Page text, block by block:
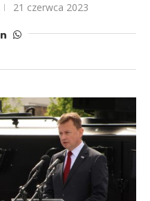
21 czerwca 2023